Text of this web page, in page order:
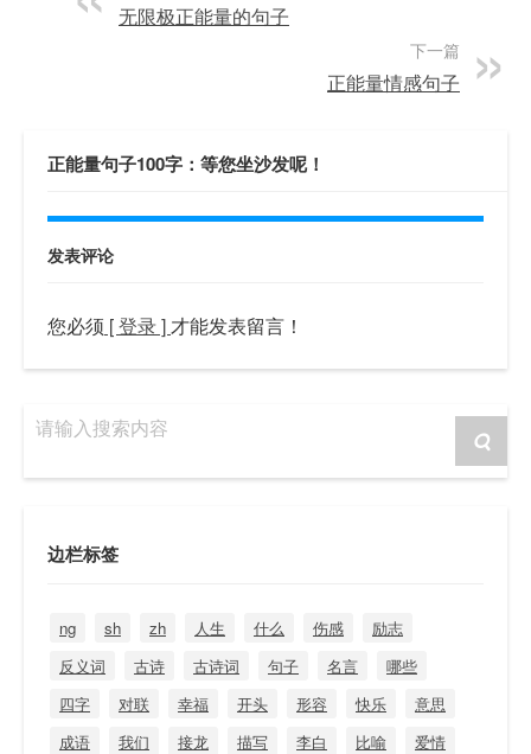
无限极正能量的句子
下一篇
正能量情感句子
正能量句子100字：等您坐沙发呢！
发表评论
您必须 [ 登录 ] 才能发表留言！
请输入搜索内容
边栏标签
ng sh zh 人生 什么 伤感
励志
反义词
古诗 古诗词 句子 名言
哪些
四字
对联 幸福 开头 形容 快乐
意思
成语
我们 接龙 描写 李白 比喻
爱情